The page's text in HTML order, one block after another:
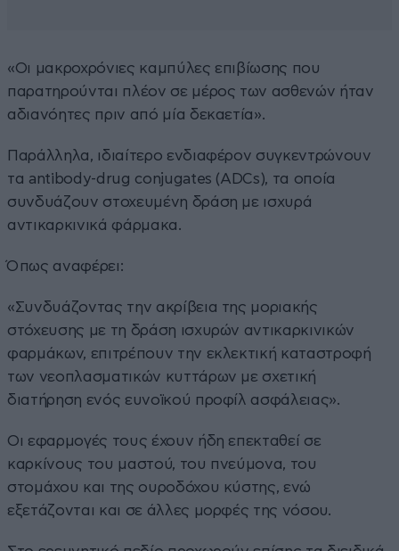
«Οι μακροχρόνιες καμπύλες επιβίωσης που
παρατηρούνται πλέον σε μέρος των ασθενών ήταν
αδιανόητες πριν από μία δεκαετία».
Παράλληλα, ιδιαίτερο ενδιαφέρον συγκεντρώνουν
τα antibody-drug conjugates (ADCs), τα οποία
συνδυάζουν στοχευμένη δράση με ισχυρά
αντικαρκινικά φάρμακα.
Όπως αναφέρει:
«Συνδυάζοντας την ακρίβεια της μοριακής
στόχευσης με τη δράση ισχυρών αντικαρκινικών
φαρμάκων, επιτρέπουν την εκλεκτική καταστροφή
των νεοπλασματικών κυττάρων με σχετική
διατήρηση ενός ευνοϊκού προφίλ ασφάλειας».
Οι εφαρμογές τους έχουν ήδη επεκταθεί σε
καρκίνους του μαστού, του πνεύμονα, του
στομάχου και της ουροδόχου κύστης, ενώ
εξετάζονται και σε άλλες μορφές της νόσου.